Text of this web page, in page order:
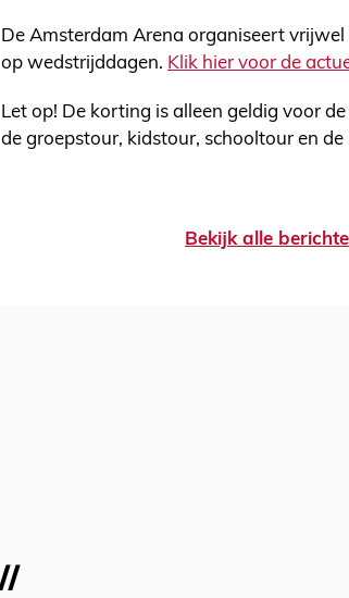
De Amsterdam Arena organiseert
op wedstrijddagen. Klik hier voor de
Let op! De korting is alleen geldig voor
de groepstour, kidstour, schooltour en
Bekijk alle